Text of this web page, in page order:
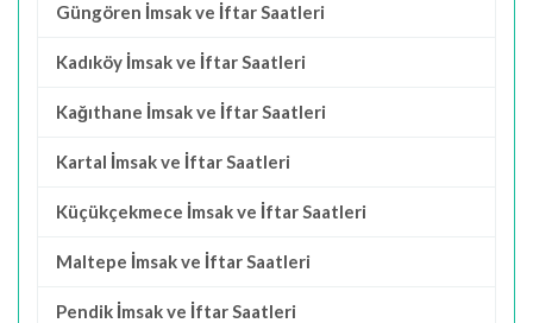
Güngören İmsak ve İftar Saatleri
Kadıköy İmsak ve İftar Saatleri
Kağıthane İmsak ve İftar Saatleri
Kartal İmsak ve İftar Saatleri
Küçükçekmece İmsak ve İftar Saatleri
Maltepe İmsak ve İftar Saatleri
Pendik İmsak ve İftar Saatleri